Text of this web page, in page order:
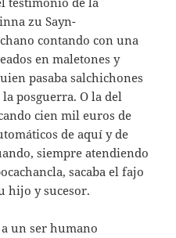
zu Sayn-
contando con una
en maletones y
pasaba salchichones
posguerra. O la del
cien mil euros de
de aquí y de
siempre atendiendo
sacaba el fajo
hijo y sucesor.
un ser humano